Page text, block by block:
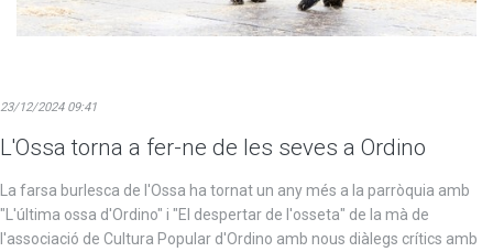
23/12/2024 09:41
L'Ossa torna a fer-ne de les seves a Ordino
La farsa burlesca de l'Ossa ha tornat un any més a la parròquia amb
"L'última ossa d'Ordino" i "El despertar de l'osseta" de la mà de
l'associació de Cultura Popular d'Ordino amb nous diàlegs crítics amb